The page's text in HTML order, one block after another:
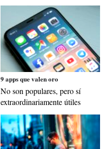
9 apps que valen oro
No son populares, pero sí
extraordinariamente útiles